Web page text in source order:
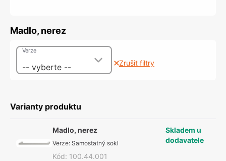
Madlo, nerez
-- vyberte --
Verze
Zrušit filtry
Varianty produktu
Madlo, nerez
Verze: Samostatný sokl
Kód: 100.44.001
Skladem u
dodavatele